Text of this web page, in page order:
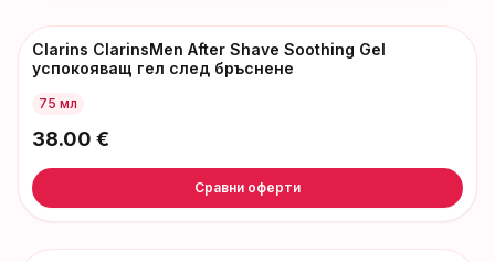
Clarins ClarinsMen After Shave Soothing Gel
успокояващ гел след бръснене
75 мл
38.00 €
Сравни оферти